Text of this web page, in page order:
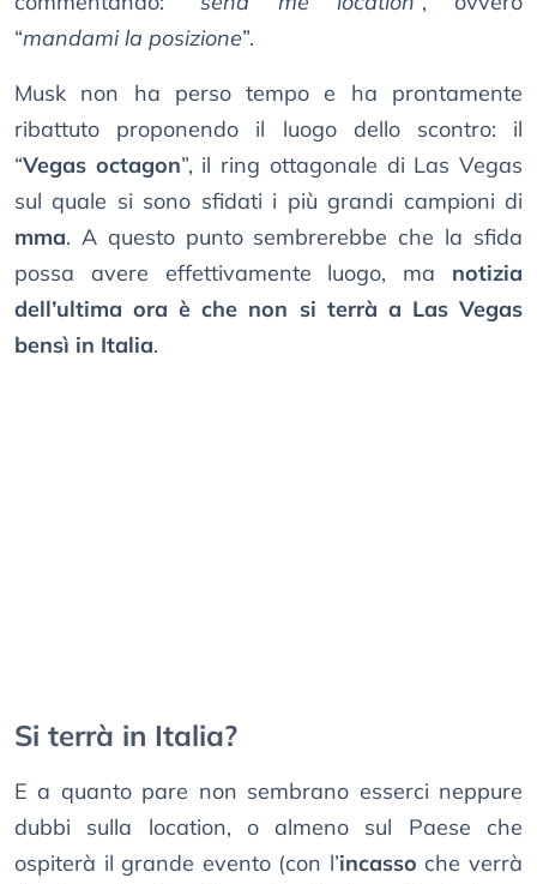
“mandami la posizione”.
Musk non ha perso tempo e ha prontamente
ribattuto proponendo il luogo dello scontro: il
“Vegas octagon”, il ring ottagonale di Las Vegas
sul quale si sono sfidati i più grandi campioni di
mma. A questo punto sembrerebbe che la sfida
possa avere effettivamente luogo, ma notizia
dell’ultima ora è che non si terrà a Las Vegas
bensì in Italia.
Si terrà in Italia?
E a quanto pare non sembrano esserci neppure
dubbi sulla location, o almeno sul Paese che
ospiterà il grande evento (con l’incasso che verrà